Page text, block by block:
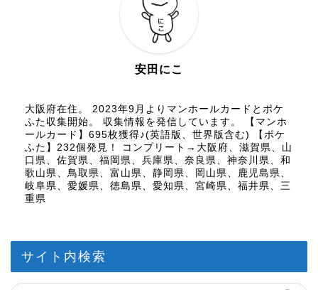
安田にこ
大阪府在住。 2023年9月よりマンホールカードとポケ
ふた収集開始。 収集情報を発信しています。 【マンホ
ールカード】695枚獲得♪(英語版、世界版含む) 【ポケ
ふた】232個発見！ コンプリート→大阪府、滋賀県、山
口県、佐賀県、福岡県、兵庫県、奈良県、神奈川県、和
歌山県、鳥取県、富山県、静岡県、岡山県、鹿児島県、
岐阜県、愛媛県、徳島県、愛知県、宮崎県、福井県、三
重県
サイト内検索